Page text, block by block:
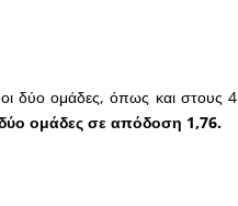
δύο ομάδες, όπως και στους 4
ομάδες σε απόδοση 1,76.